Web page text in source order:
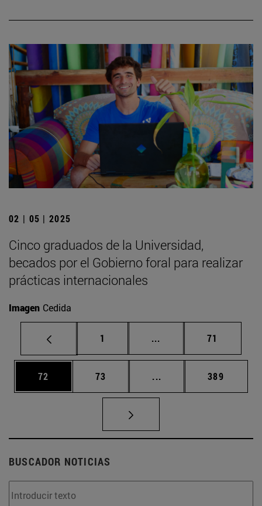
02 | 05 | 2025
Cinco graduados de la Universidad,
becados por el Gobierno foral para realizar
prácticas internacionales
Imagen Cedida
Página
1 ... Páginas intermedias
Página
71
Página
72 Página
73 ... Páginas intermedias
Página
389
BUSCADOR NOTICIAS